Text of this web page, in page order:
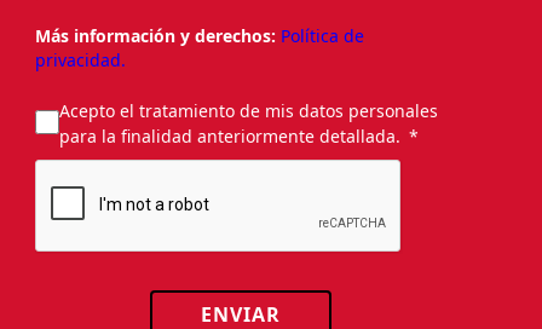
Más información y derechos: Política de
privacidad.
Acepto el tratamiento de mis datos personales
para la finalidad anteriormente detallada.
ENVIAR